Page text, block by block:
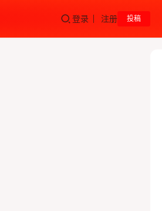
登录 注册 投稿